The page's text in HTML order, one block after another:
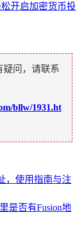
开启加密货币投
疑问，请联系
bllw/1931.ht
，使用指南与注
是否有Fusion地